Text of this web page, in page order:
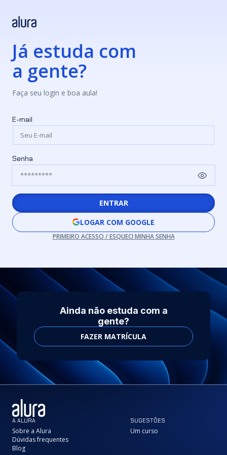
Já estuda com
a gente?
Faça seu login e boa aula!
E-mail
Senha
ENTRAR
LOGAR COM GOOGLE
PRIMEIRO ACESSO / ESQUECI MINHA SENHA
Ainda não estuda com a
gente?
FAZER MATRÍCULA
A ALURA
Sobre a Alura
Dúvidas frequentes
Blog
SUGESTÕES
Um curso